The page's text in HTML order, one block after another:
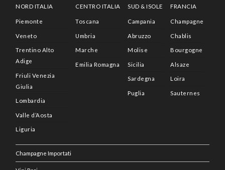
NORD ITALIA
Piemonte
Veneto
Trentino Alto
Adige
Friuli Venezia
Giulia
Lombardia
Valle d’Aosta
Liguria
CENTRO ITALIA
Toscana
Umbria
Marche
Emilia Romagna
SUD & ISOLE
Campania
Abruzzo
Molise
Sicilia
Sardegna
Puglia
FRANCIA
Champagne
Chablis
Bourgogne
Alsaze
Loira
Sauternes
Champagne Importati